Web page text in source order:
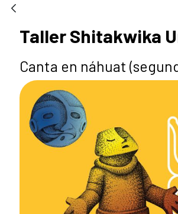
Taller Shitakwika
Canta en náhuat